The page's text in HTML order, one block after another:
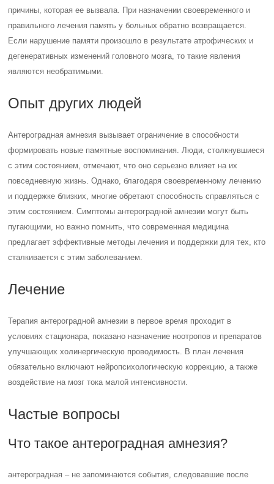
причины, которая ее вызвала. При назначении своевременного и
правильного лечения память у больных обратно возвращается.
Если нарушение памяти произошло в результате атрофических и
дегенеративных изменений головного мозга, то такие явления
являются необратимыми.
Опыт других людей
Антероградная амнезия вызывает ограничение в способности
формировать новые памятные воспоминания. Люди, столкнувшиеся
с этим состоянием, отмечают, что оно серьезно влияет на их
повседневную жизнь. Однако, благодаря своевременному лечению
и поддержке близких, многие обретают способность справляться с
этим состоянием. Симптомы антероградной амнезии могут быть
пугающими, но важно помнить, что современная медицина
предлагает эффективные методы лечения и поддержки для тех, кто
сталкивается с этим заболеванием.
Лечение
Терапия антероградной амнезии в первое время проходит в
условиях стационара, показано назначение ноотропов и препаратов
улучшающих холинергическую проводимость. В план лечения
обязательно включают нейропсихологическую коррекцию, а также
воздействие на мозг тока малой интенсивности.
Частые вопросы
Что такое антероградная амнезия?
антероградная – не запоминаются события, следовавшие после